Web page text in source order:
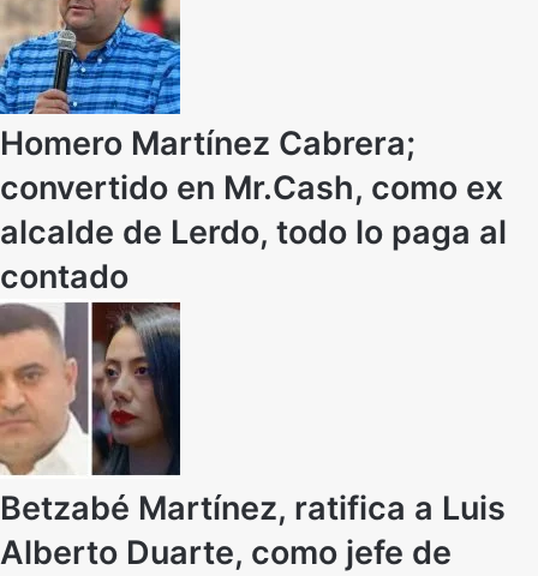
Homero Martínez Cabrera;
convertido en Mr.Cash, como ex
alcalde de Lerdo, todo lo paga al
contado
Betzabé Martínez, ratifica a Luis
Alberto Duarte, como jefe de